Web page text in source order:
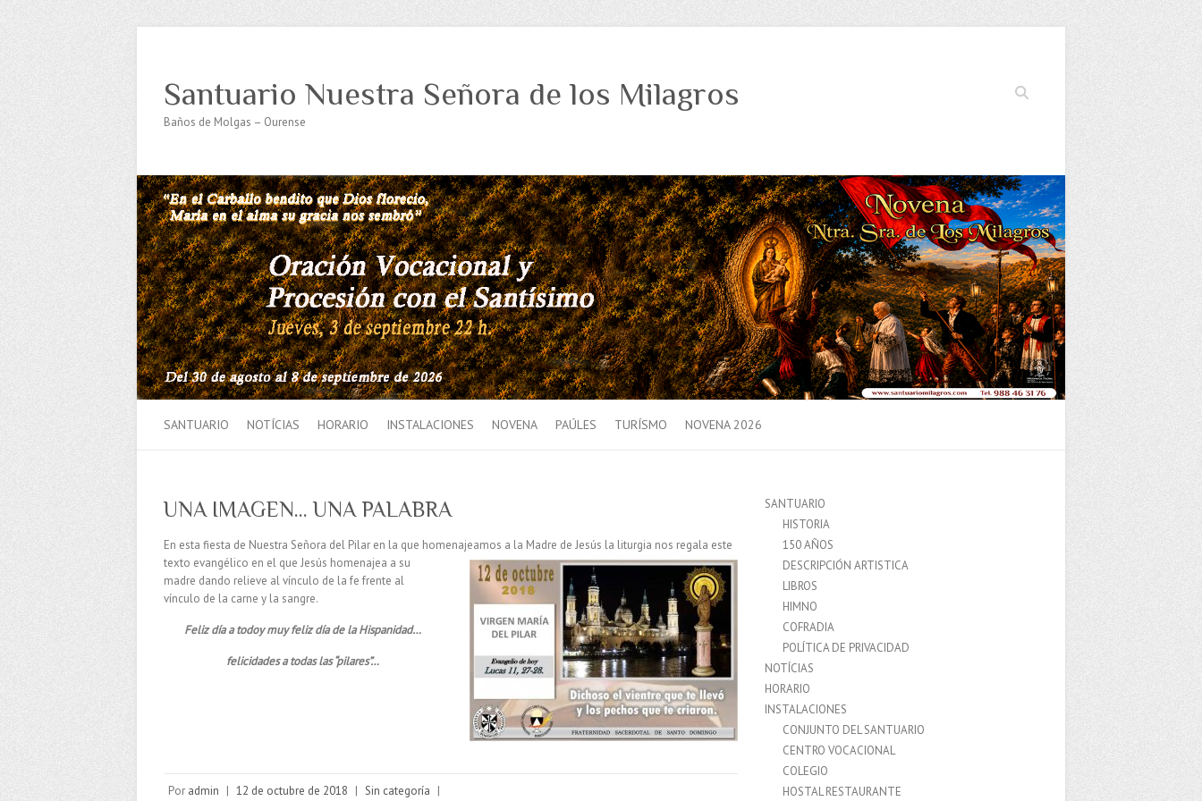
Buscar
Santuario Nuestra Señora de los Milagros
Baños de Molgas – Ourense
SANTUARIO NOTÍCIAS HORARIO INSTALACIONES NOVENA PAÚLES TURÍSMO NOVENA 2026
UNA IMAGEN… UNA PALABRA
En esta fiesta de Nuestra Señora del Pilar en la que homenajeamos a la Madre de Jesús la liturgia nos regala este
texto evangélico en el que Jesús homenajea a su
madre dando relieve al vínculo de la fe frente al
vínculo de la carne y la sangre.
Feliz día a todoy muy feliz día de la Hispanidad…
felicidades a todas las “pilares”…
Por admin | 12 de octubre de 2018 | Sin categoría |
SANTUARIO
HISTORIA
150 AÑOS
DESCRIPCIÓN ARTISTICA
LIBROS
HIMNO
COFRADIA
POLÍTICA DE PRIVACIDAD
NOTÍCIAS
HORARIO
INSTALACIONES
CONJUNTO DEL SANTUARIO
CENTRO VOCACIONAL
COLEGIO
HOSTAL RESTAURANTE